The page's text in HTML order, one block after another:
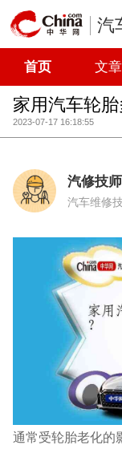
汽
首页 文章
家用汽车轮
2023-07-17 16:18:55
汽修技师
汽车维修
通常受轮胎老化的